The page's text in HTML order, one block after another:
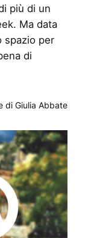
più di un
Ma data
spazio per
di
di Giulia Abbate